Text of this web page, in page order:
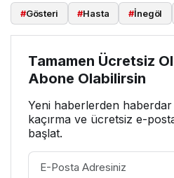
#Gösteri #Hasta #İnegöl
Tamamen Ücretsiz
Abone Olabilirsin
Yeni haberlerden haberdar
kaçırma ve ücretsiz e-
başlat.